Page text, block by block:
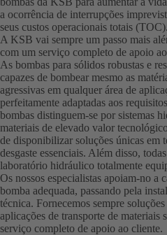
a ocorrência de interrupções
seus custos operacionais totais (TOC).
A KSB vai sempre um passo mais
com um serviço completo de apoio
As bombas para sólidos robustas e
capazes de bombear mesmo as
agressivas em qualquer área de
perfeitamente adaptadas aos
bombas distinguem-se por sistemas
materiais de elevado valor
de disponibilizar soluções únicas em
desgaste essenciais. Além disso,
laboratório hidráulico totalmente
Os nossos especialistas apoiam-no a
bomba adequada, passando pela
técnica. Fornecemos sempre
aplicações de transporte de materiais
serviço completo de apoio ao cliente.